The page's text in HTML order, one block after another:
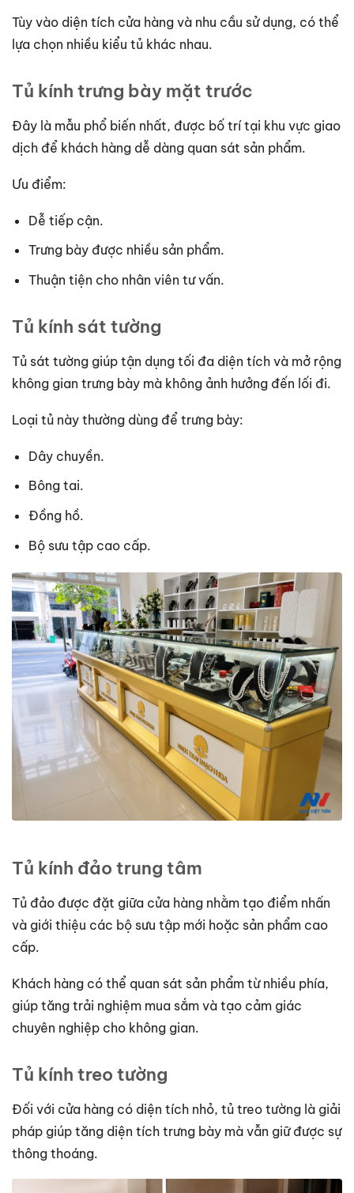
Tùy vào diện tích cửa hàng và nhu cầu sử dụng, có thể
lựa chọn nhiều kiểu tủ khác nhau.
Tủ kính trưng bày mặt trước
Đây là mẫu phổ biến nhất, được bố trí tại khu vực giao
dịch để khách hàng dễ dàng quan sát sản phẩm.
Ưu điểm:
Dễ tiếp cận.
Trưng bày được nhiều sản phẩm.
Thuận tiện cho nhân viên tư vấn.
Tủ kính sát tường
Tủ sát tường giúp tận dụng tối đa diện tích và mở rộng
không gian trưng bày mà không ảnh hưởng đến lối đi.
Loại tủ này thường dùng để trưng bày:
Dây chuyền.
Bông tai.
Đồng hồ.
Bộ sưu tập cao cấp.
Tủ kính đảo trung tâm
Tủ đảo được đặt giữa cửa hàng nhằm tạo điểm nhấn
và giới thiệu các bộ sưu tập mới hoặc sản phẩm cao
cấp.
Khách hàng có thể quan sát sản phẩm từ nhiều phía,
giúp tăng trải nghiệm mua sắm và tạo cảm giác
chuyên nghiệp cho không gian.
Tủ kính treo tường
Đối với cửa hàng có diện tích nhỏ, tủ treo tường là giải
pháp giúp tăng diện tích trưng bày mà vẫn giữ được sự
thông thoáng.